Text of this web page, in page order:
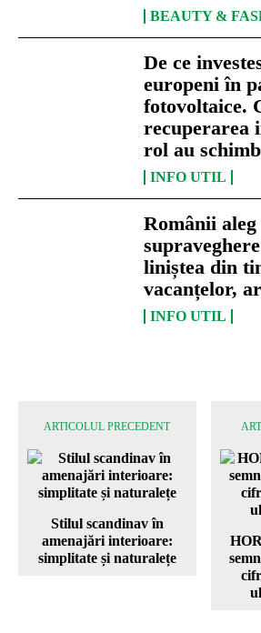
BEAUTY &
De ce
europeni în
fotovoltaice.
recuperarea
rol au
INFO UTIL
Românii
liniștea din
vacanțelor,
INFO UTIL
ARTICOLUL PRECEDENT
Stilul scandinav în
amenajări interioare:
simplitate și naturalețe